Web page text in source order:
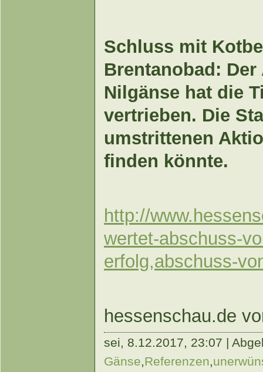
Schluss mit
Brentanobad:
Nilgänse hat die
vertrieben. Die
umstrittenen
finden könnte.
http://
wertet-abschuss-
erfolg,abschuss-
hessenschau.de
sei, 8.12.2017, 23:07 |
Gänse,Referenzen,